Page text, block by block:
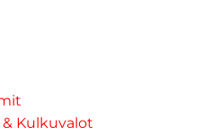
Kulkuvalot